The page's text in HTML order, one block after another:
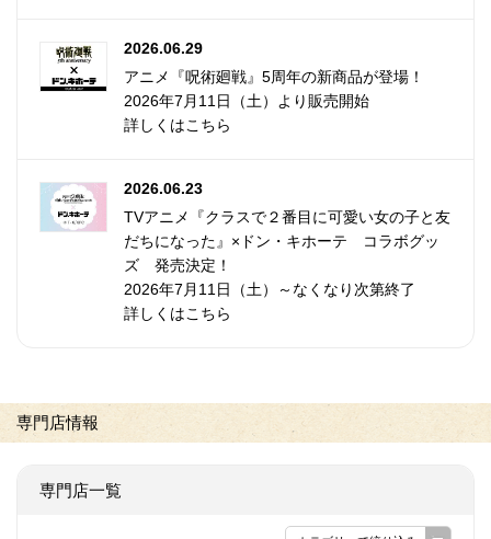
2026.06.29
アニメ『呪術廻戦』5周年の新商品が登場！
2026年7月11日（土）より販売開始
詳しくはこちら
2026.06.23
TVアニメ『クラスで２番目に可愛い女の子と友
だちになった』×ドン・キホーテ コラボグッ
ズ 発売決定！
2026年7月11日（土）～なくなり次第終了
詳しくはこちら
専門店情報
専門店一覧